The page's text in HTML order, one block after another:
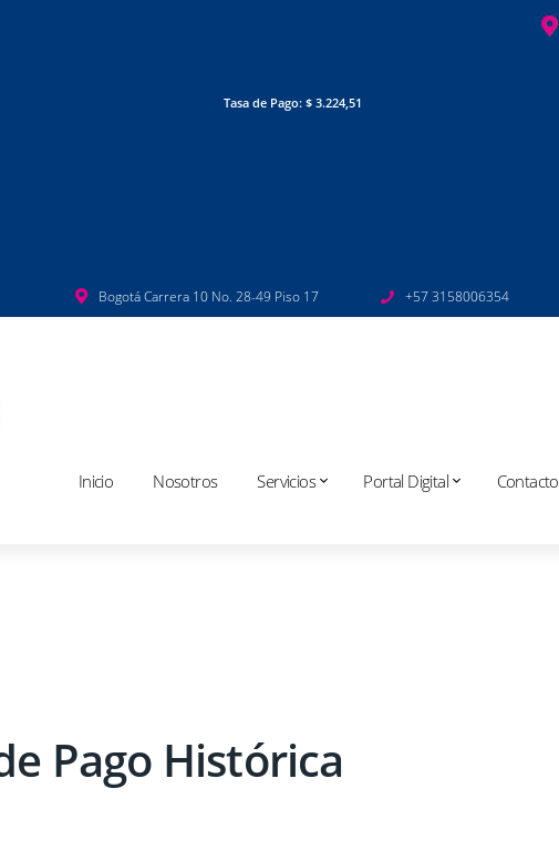
Tasa de Pago: $ 3.224,51
Bogotá Carrera 10 No. 28-49 Piso 17 +57 3158006354
Inicio Nosotros Servicios Portal Digital Contacto
Pago Histórica